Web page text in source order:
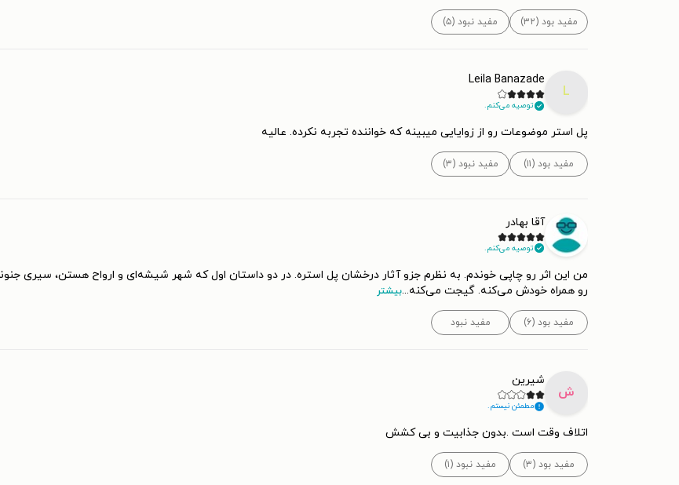
مفید بود (۳۲) مفید نبود (۵)
L
Leila Banazade
توصیه می‌کنم.
پل استر موضوعات رو از زوایایی میبینه که خواننده تجربه نکرده. عالیه
مفید بود (۱۱) مفید نبود (۳)
آقا بهادر
توصیه می‌کنم.
من این اثر رو چاپی خوندم. به نظرم جزو آثار درخشان پل استره. در دو داستان اول که شهر شیشه‌ای و ارواح هستن، سیری
رو همراه خودش می‌کنه. گیجت می‌کنه...بیشتر
مفید بود (۶) مفید نبود
ش
شیرین
مطمئن نیستم.
اتلاف وقت است .بدون جذابیت و بی کشش
مفید بود (۳) مفید نبود (۱)